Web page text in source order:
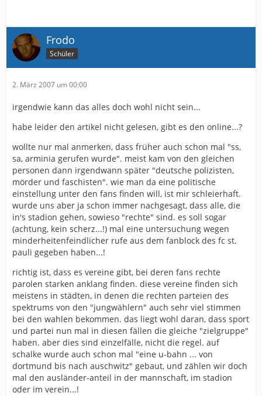
Frodo
Schüler
2. März 2007 um 00:00
irgendwie kann das alles doch wohl nicht sein...
habe leider den artikel nicht gelesen, gibt es den online...?
wollte nur mal anmerken, dass früher auch schon mal "ss,
sa, arminia gerufen wurde". meist kam von den gleichen
personen dann irgendwann später "deutsche polizisten,
mörder und faschisten". wie man da eine politische
einstellung unter den fans finden will, ist mir schleierhaft.
wurde uns aber ja schon immer nachgesagt, dass alle, die
in's stadion gehen, sowieso "rechte" sind. es soll sogar
(achtung, kein scherz...!) mal eine untersuchung wegen
minderheitenfeindlicher rufe aus dem fanblock des fc st.
pauli gegeben haben...!
richtig ist, dass es vereine gibt, bei deren fans rechte
parolen starken anklang finden. diese vereine finden sich
meistens in städten, in denen die rechten parteien des
spektrums von den "jungwählern" auch sehr viel stimmen
bei den wahlen bekommen. das liegt wohl daran, dass sport
und partei nun mal in diesen fällen die gleiche "zielgruppe"
haben. aber dies sind einzelfälle, nicht die regel. auf
schalke wurde auch schon mal "eine u-bahn ... von
dortmund bis nach auschwitz" gebaut, und zählen wir doch
mal den ausländer-anteil in der mannschaft, im stadion
oder im verein...!